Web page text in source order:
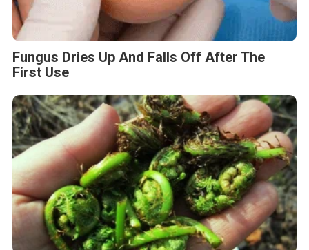
Fungus Dries Up And Falls Off After The
First Use